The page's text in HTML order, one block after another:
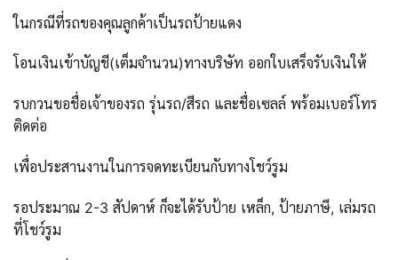
ในกรณีที่รถของคุณลูกค้าเป็นรถป้ายแดง
โอนเงินเข้าบัญชี(เต็มจำนวน)ทางบริษัท ออกใบเสร็จรับเงินให้
รบกวนขอชื่อเจ้าของรถ รุ่นรถ/สีรถ และชื่อเซลล์ พร้อมเบอร์โทร
ติดต่อ
เพื่อประสานงานในการจดทะเบียนกับทางโชว์รูม
รอประมาณ 2-3 สัปดาห์ ก็จะได้รับป้าย เหล็ก, ป้ายภาษี, เล่มรถ
ที่โชว์รูม